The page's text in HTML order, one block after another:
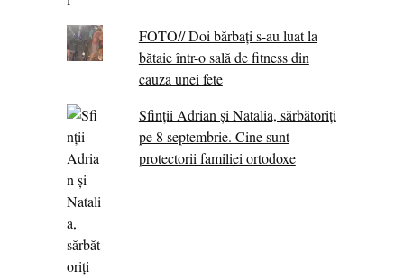
FOTO// Doi bărbați s-au luat la
bătaie într-o sală de fitness din
cauza unei fete
Sfinții Adrian și Natalia, sărbătoriți
pe 8 septembrie. Cine sunt
protectorii familiei ortodoxe